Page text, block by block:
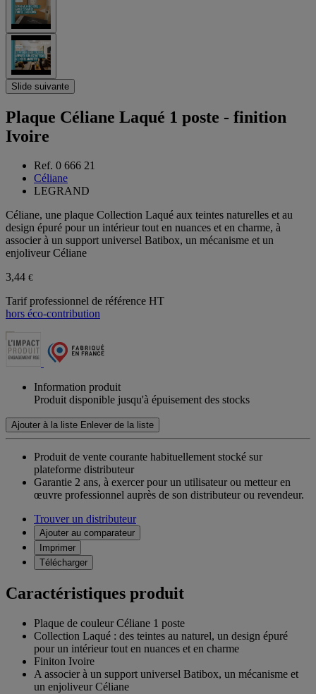
Slide suivante
Plaque Céliane Laqué 1 poste - finition
Ivoire
Ref. 0 666 21
Céliane
LEGRAND
Céliane, une plaque Collection Laqué aux teintes naturelles et au
design épuré pour un intérieur tout en nuances et en charme, à
associer à un support universel Batibox, un mécanisme et un
enjoliveur Céliane
3,44 €
Tarif professionnel de référence HT
hors éco-contribution
Information produit
Produit disponible jusqu'à épuisement des stocks
Ajouter à la liste Enlever de la liste
Produit de vente courante habituellement stocké sur
plateforme distributeur
Garantie 2 ans, à exercer pour un utilisateur ou metteur en
œuvre professionnel auprès de son distributeur ou revendeur.
Trouver un distributeur
Ajouter au comparateur
Imprimer
Télécharger
Caractéristiques produit
Plaque de couleur Céliane 1 poste
Collection Laqué : des teintes au naturel, un design épuré
pour un intérieur tout en nuances et en charme
Finiton Ivoire
A associer à un support universel Batibox, un mécanisme et
un enjoliveur Céliane